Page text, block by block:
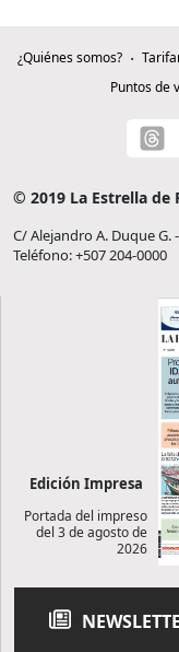
¿Quiénes somos?
Puntos de
© 2019 La Estrella de
C/ Alejandro A. Duque G.
Teléfono: +507 204-0000
Edición Impresa
Portada del impreso
del 3 de agosto de
2026